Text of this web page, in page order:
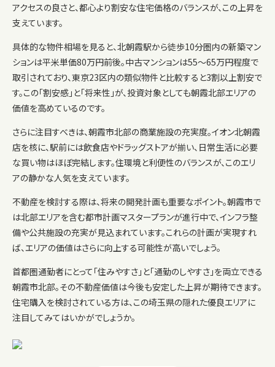
アクセスの良さと、都心より割安な住宅価格のバランスが、この上昇を
支えています。
具体的な物件相場を見ると、北朝霞駅から徒歩10分圏内の新築マン
ションは平米単価80万円前後。中古マンションは55〜65万円程度で
取引されており、東京23区内の類似物件と比較すると3割以上割安で
す。この「割安感」と「将来性」が、投資対象としても朝霞北部エリアの
価値を高めているのです。
さらに注目すべきは、朝霞市北部の商業施設の充実度。イオン北朝霞
店を核に、駅前には飲食店やドラッグストアが揃い、日常生活に必要
な買い物はほぼ完結します。住環境と利便性のバランスが、このエリ
アの静かな人気を支えています。
不動産を検討する際は、将来の開発計画も重要なポイント。朝霞市で
は北部エリアを含む都市計画マスタープランが進行中で、インフラ整
備や公共施設の充実が見込まれています。これらの計画が実現すれ
ば、エリアの価値はさらに向上する可能性が高いでしょう。
首都圏通勤者にとって「住みやすさ」と「通勤のしやすさ」を両立できる
朝霞市北部。その不動産価値は今後も安定した上昇が期待できます。
住宅購入を検討されている方は、この埼玉県の隠れた優良エリアに
注目してみてはいかがでしょうか。